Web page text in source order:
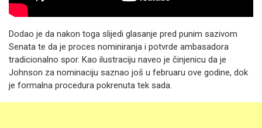
Dodao je da nakon toga slijedi glasanje pred punim sazivom
Senata te da je proces nominiranja i potvrde ambasadora
tradicionalno spor. Kao ilustraciju naveo je činjenicu da je
Johnson za nominaciju saznao još u februaru ove godine, dok
je formalna procedura pokrenuta tek sada.